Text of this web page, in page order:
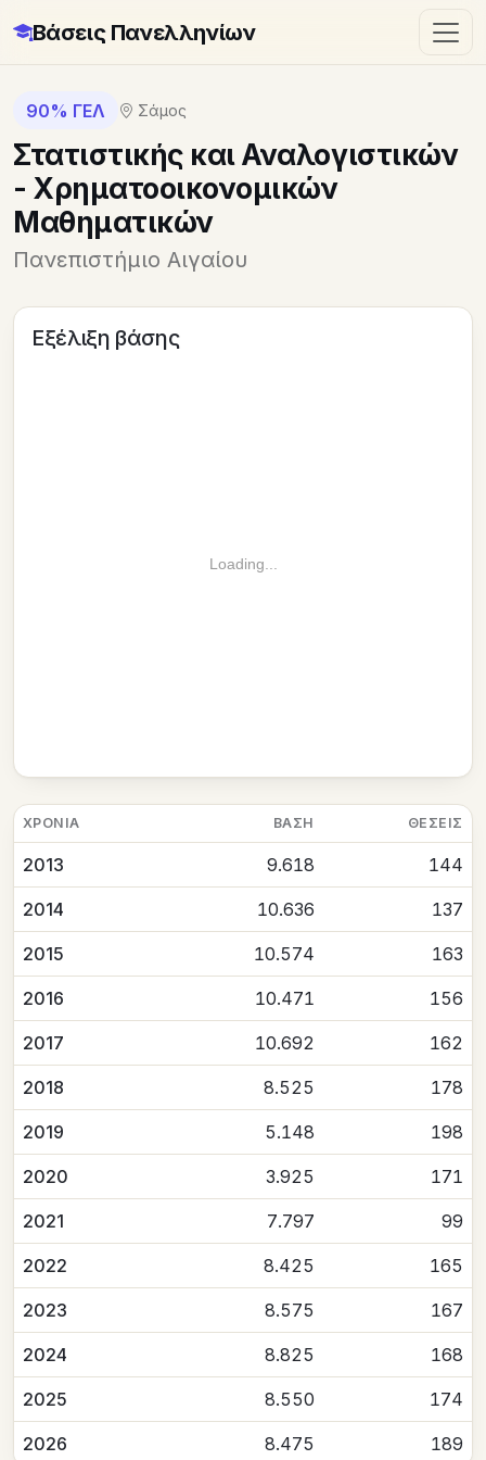
Βάσεις Πανελληνίων
90% ΓΕΛ Σάμος
Στατιστικής και Αναλογιστικών
- Χρηματοοικονομικών
Μαθηματικών
Πανεπιστήμιο Αιγαίου
Εξέλιξη βάσης
Loading...
ΧΡΟΝΙΆ ΒΆΣΗ ΘΈΣΕΙΣ
2013 9.618 144
2014 10.636 137
2015 10.574 163
2016 10.471 156
2017 10.692 162
2018 8.525 178
2019 5.148 198
2020 3.925 171
2021 7.797 99
2022 8.425 165
2023 8.575 167
2024 8.825 168
2025 8.550 174
2026 8.475 189